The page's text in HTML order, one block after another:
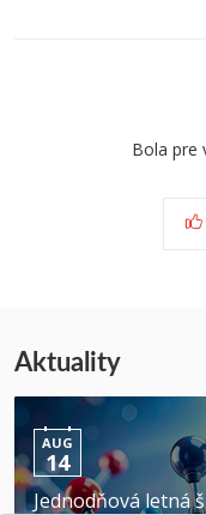
Bola pre
Aktuality
AUG
14
Jednodňová letná